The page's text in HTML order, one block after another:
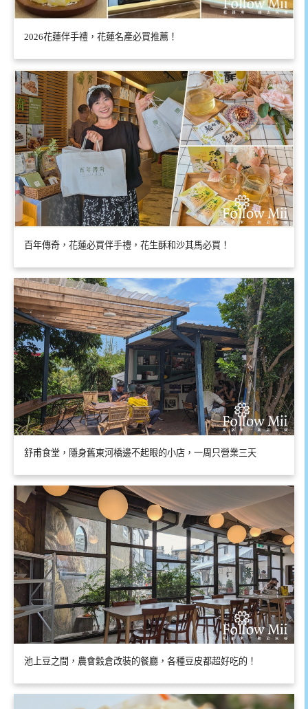
2026花蓮伴手禮，花蓮名產必買推薦！
百年傳奇，花蓮必買伴手禮，花生酥和沙其馬必買！
舒甫食堂，隱身舊東河橋邊不起眼的小店，一周只營業三天
池上豆之間，農會穀倉改裝的餐廳，各種豆皮都超好吃的！